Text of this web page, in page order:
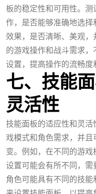
板的稳定性和可用性。
作，是否能够准确地选
效果，是否清晰、美观
的游戏操作和战斗需求
设置，提高操作的流畅度
七、技能
灵活性
技能面板的适应性和灵
戏模式和角色需求，并
变。例如，在不同的游
设置可能会有所不同，
角色可能具有不同的技